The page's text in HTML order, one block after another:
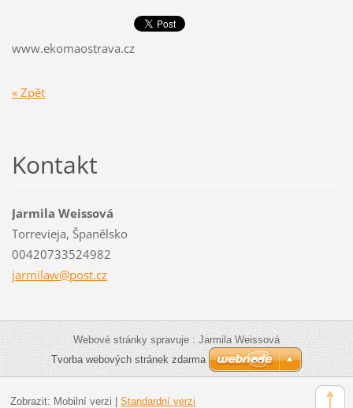
www.ekomaostrava.cz
« Zpět
Kontakt
Jarmila Weissová
Torrevieja, Španělsko
00420733524982
jarmilaw@post.cz
Webové stránky spravuje : Jarmila Weissová
Tvorba webových stránek zdarma
Zobrazit: Mobilní verzi Standardní verzi